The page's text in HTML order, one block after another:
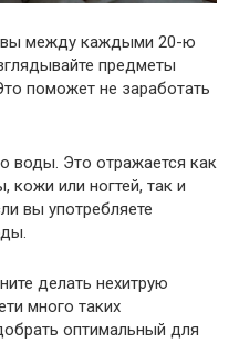
между каждыми 20-ю
предметы
поможет не заработать
воды. Это отражается как
или ногтей, так и
вы употребляете
делать нехитрую
много таких
оптимальный для